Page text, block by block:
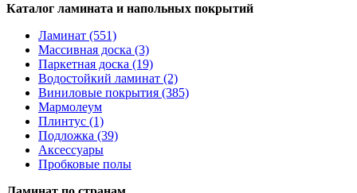
Каталог ламината и напольных покрытий
Ламинат (551)
Массивная доска (3)
Паркетная доска (19)
Водостойкий ламинат (2)
Виниловые покрытия (385)
Мармолеум
Плинтус (1)
Подложка (39)
Аксессуары
Пробковые полы